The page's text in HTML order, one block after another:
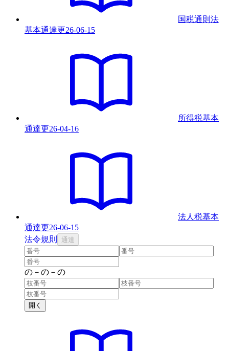
国税通則法
基本通達更26-06-15
所得税基本
通達更26-04-16
法人税基本
通達更26-06-15
法令規則 通達
の － の － の
開く